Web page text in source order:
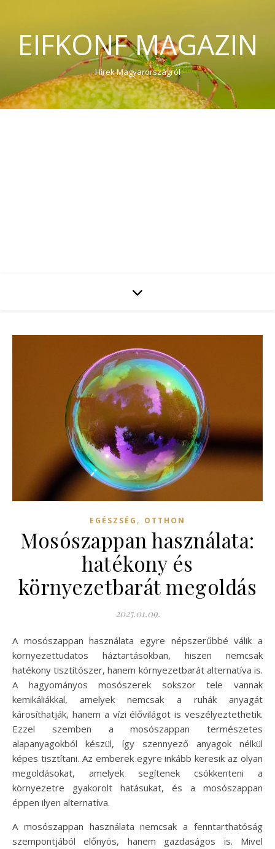
EIFKONF MAGAZIN
Hírek Magyarországról
EGÉSZSÉG , OTTHON
Mosószappan használata:
hatékony és
környezetbarát megoldás
2025.01.09.
A mosószappan használata egyre népszerűbbé válik a
környezettudatos háztartásokban, hiszen nemcsak
hatékony tisztítószer, hanem környezetbarát alternatíva is.
A hagyományos mosószerek sokszor tele vannak
kemikáliákkal, amelyek nemcsak a ruhák anyagát
károsíthatják, hanem a vízi élővilágot is veszélyeztethetik.
Ezzel szemben a mosószappan természetes
alapanyagokból készül, így szennyező anyagok nélkül
képes tisztítani. Az emberek egyre inkább keresik az olyan
megoldásokat, amelyek segítenek csökkenteni a
környezetre gyakorolt hatásukat, és a mosószappan
éppen ilyen alternatíva.
A mosószappan használata nemcsak a fenntarthatóság
szempontjából előnyös, hanem gazdaságos is. Mivel